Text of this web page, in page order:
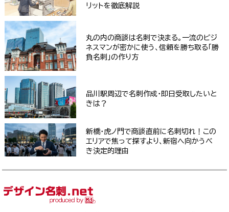
リットを徹底解説
丸の内の商談は名刺で決まる。一流のビジ
ネスマンが密かに使う、信頼を勝ち取る「勝
負名刺」の作り方
品川駅周辺で名刺作成・即日受取したいと
きは？
新橋・虎ノ門で商談直前に名刺切れ！この
エリアで焦って探すより、新宿へ向かうべ
き決定的理由